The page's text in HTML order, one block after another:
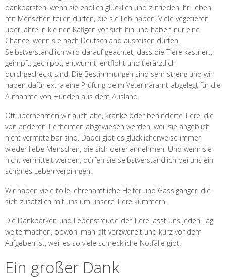
dankbarsten, wenn sie endlich glücklich und zufrieden ihr Leben
mit Menschen teilen dürfen, die sie lieb haben. Viele vegetieren
über Jahre in kleinen Käfigen vor sich hin und haben nur eine
Chance, wenn sie nach Deutschland ausreisen dürfen.
Selbstverständlich wird darauf geachtet, dass die Tiere kastriert,
geimpft, gechippt, entwurmt, entfloht und tierärztlich
durchgecheckt sind. Die Bestimmungen sind sehr streng und wir
haben dafür extra eine Prüfung beim Veterinäramt abgelegt für die
Aufnahme von Hunden aus dem Ausland.
Oft übernehmen wir auch alte, kranke oder behinderte Tiere, die
von anderen Tierheimen abgewiesen werden, weil sie angeblich
nicht vermittelbar sind. Dabei gibt es glücklicherweise immer
wieder liebe Menschen, die sich derer annehmen. Und wenn sie
nicht vermittelt werden, dürfen sie selbstverständlich bei uns ein
schönes Leben verbringen.
Wir haben viele tolle, ehrenamtliche Helfer und Gassigänger, die
sich zusätzlich mit uns um unsere Tiere kümmern.
Die Dankbarkeit und Lebensfreude der Tiere lässt uns jeden Tag
weitermachen, obwohl man oft verzweifelt und kurz vor dem
Aufgeben ist, weil es so viele schreckliche Notfälle gibt!
Ein großer Dank